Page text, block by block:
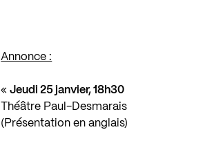
Annonce :
«Jeudi 25 janvier, 18h30
Théâtre Paul-Desmarais
(Présentation en anglais)